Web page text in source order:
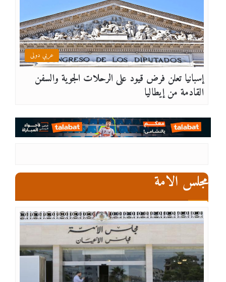
عربي دولى
إسبانيا تعلن فرض قيود على الرحلات الجوية والسفن
القادمة من إيطاليا
مجلس الامة